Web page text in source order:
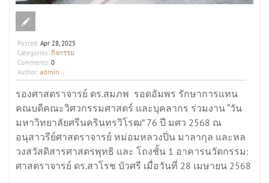
Posted: Apr 28, 2025
Categories: กิจกรรม
Comments: 0
Author: admin
รองศาสตราจารย์ ดร.สมภพ รอดอัมพร รักษาการแทน
คณบดีคณะวิศวกรรมศาสตร์ และบุคลากร ร่วมงาน “วัน
มหาวิทยาลัยศรีนครินทรวิโรฒ” 76 ปี มศว 2568 ณ
อนุสาวรีย์ศาสตราจารย์ หม่อมหลวงปิ่น มาลากุล และหล
วงสวัสดิสารศาสตรพุทธิ และ โถงชั้น 1 อาคารนวัตกรรม:
ศาสตราจารย์ ดร.สาโรช บัวศรี เมื่อวันที่ 28 เมษายน 2568